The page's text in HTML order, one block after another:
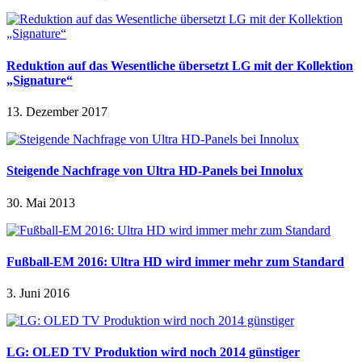
Reduktion auf das Wesentliche übersetzt LG mit der Kollektion
„Signature“
13. Dezember 2017
Steigende Nachfrage von Ultra HD-Panels bei Innolux
30. Mai 2013
Fußball-EM 2016: Ultra HD wird immer mehr zum Standard
3. Juni 2016
LG: OLED TV Produktion wird noch 2014 günstiger